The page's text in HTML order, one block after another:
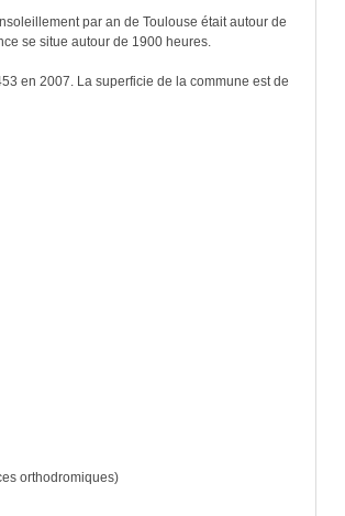
par an de Toulouse était autour de
se situe autour de 1900 heures.
en 2007. La superficie de la commune est de
orthodromiques)